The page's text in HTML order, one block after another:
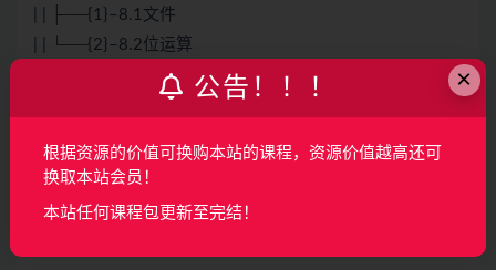
| | ├──{1}–8.1文件
| | └──{2}–8.2位运算
├──DPL_PYJUN 9.19kb
├──播放列表.dpl 16.14kb
议请联系微信客服我们可以安排下架！
×
公告！！！
根据资源的价值可换购本站的课程，资源价值越高还可
换取本站会员！
本站任何课程包更新至完结！